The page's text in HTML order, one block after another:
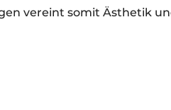
vereint somit Ästhetik